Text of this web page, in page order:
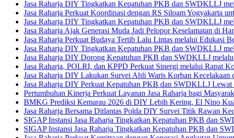
Jasa Raharja DIY Tingkatkan Kepatuhan PKB dan SWDKLLJ
Jasa Raharja Perkuat Koordinasi dengan RS Siloam Yogyakarta
Jasa Raharja DIY Tingkatkan Kepatuhan PKB dan SWDKLLJ
Jasa Raharja Ajak Generasi Muda Jadi Pelopor Keselamatan di
Jasa Raharja Perkuat Budaya Tertib Lalu Lintas melalui Edukasi
Jasa Raharja DIY Tingkatkan Kepatuhan PKB dan SWDKLLJ
Jasa Raharja DIY Dorong Kepatuhan PKB dan SWDKLLJ
Jasa Raharja, POLRI, dan KPPD Perkuat Sinergi melalui Rapat
Jasa Raharja DIY Lakukan Survei Ahli Waris Korban Kecelakaan
Jasa Raharja DIY Perkuat Kepatuhan PKB dan SWDKLLJ
Pertumbuhan Kinerja Perkuat Layanan Jasa Raharja bagi
BMKG Prediksi Kemarau 2026 di DIY Lebih Kering, El Nino
Jasa Raharja Bersama Ditlantas Polda DIY Survei Titik Rawan
SIGAP Instansi Jasa Raharja Tingkatkan Kepatuhan PKB dan
SIGAP Instansi Jasa Raharja Tingkatkan Kepatuhan PKB dan